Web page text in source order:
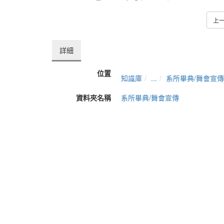
上
詳細
位置 知識庫 ...
系所畢典/舞會宣傳
資料夾名稱
系所畢典/舞會宣傳